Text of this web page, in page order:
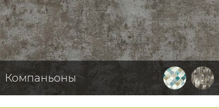
Компаньоны